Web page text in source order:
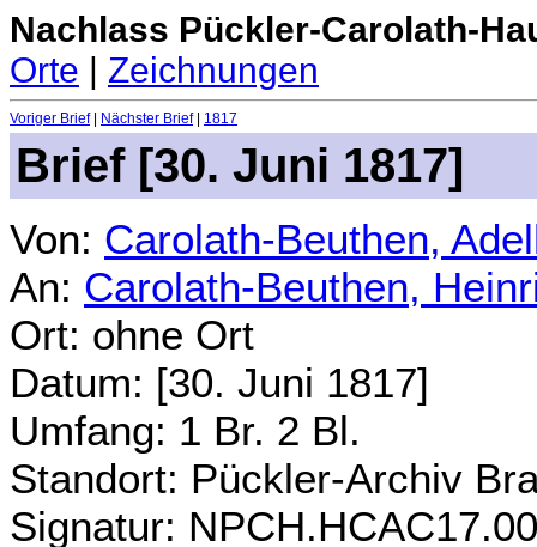
Nachlass Pückler-Carolath-
Orte | Zeichnungen
Voriger Brief| Nächster Brief| 1817
Brief [30. Juni 1817]
Von: Carolath-Beuthen,
An: Carolath-Beuthen,
Ort: ohne Ort
Datum: [30. Juni 1817]
Umfang: 1 Br. 2 Bl.
Standort: Pückler-Archiv
Signatur: